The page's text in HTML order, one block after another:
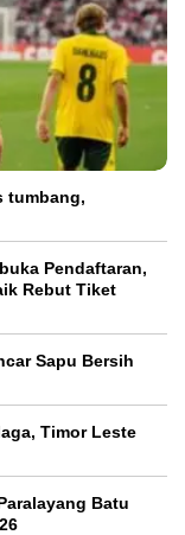
tumbang,
Pendaftaran,
Rebut Tiket
Sapu Bersih
Timor Leste
Batu